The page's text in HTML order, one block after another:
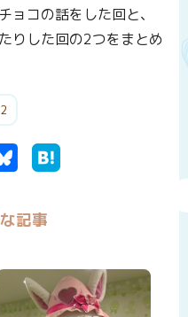
ョコの話をした回と、
りした回の2つをまとめ
2
Bluesky
記事